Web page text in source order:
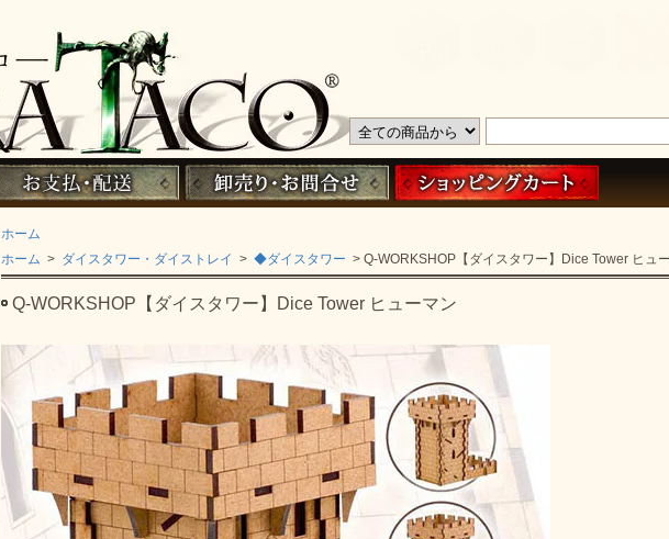
ホーム
ホーム > ダイスタワー・ダイストレイ > ◆ダイスタワー > Q-WORKSHOP【ダイスタワー】Dice Tower ヒュ
Q-WORKSHOP【ダイスタワー】Dice Tower ヒューマン